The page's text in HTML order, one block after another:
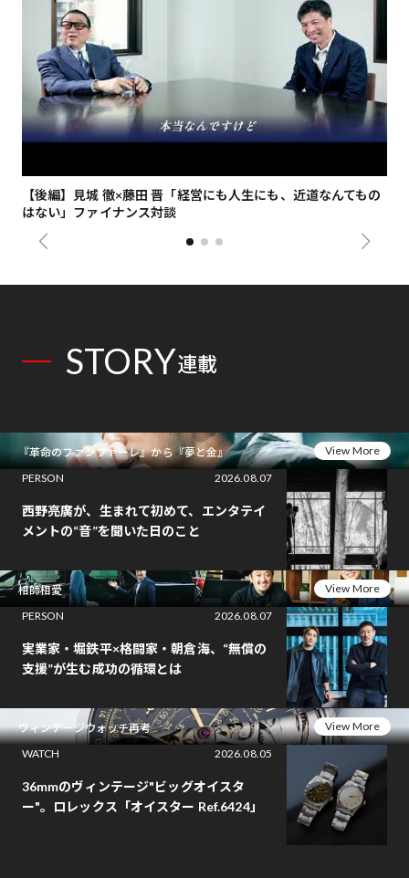
【後編】見城 徹×藤田 晋「経営にも人生にも、近道なんてもの
はない」ファイナンス対談
STORY連載
『革命のファンファーレ』から『夢と金』
View More
PERSON
2026.08.07
西野亮廣が、生まれて初めて、エンタテイ
メントの“音”を聞いた日のこと
相師相愛
View More
PERSON
2026.08.07
実業家・堀鉄平×格闘家・朝倉海、“無償の
支援”が生む成功の循環とは
ヴィンテージウォッチ再考
View More
WATCH
2026.08.05
36mmのヴィンテージ"ビッグオイスタ
ー"。ロレックス「オイスター Ref.6424」